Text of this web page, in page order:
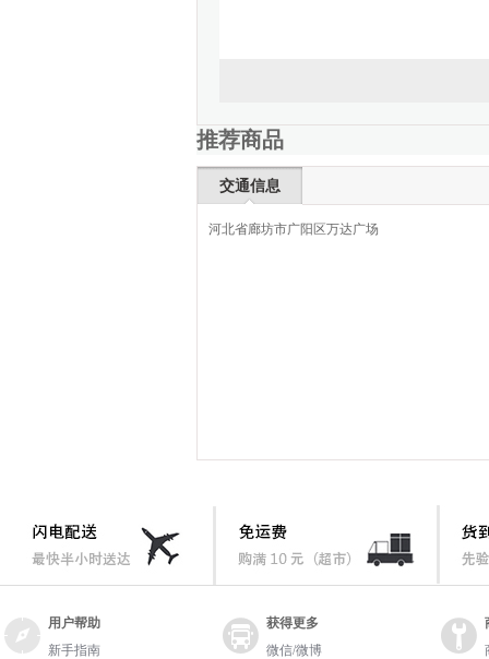
推荐商品
交通信息
河北省廊坊市广阳区万达广场
用户帮助
新手指南
获得更多
微信/微博